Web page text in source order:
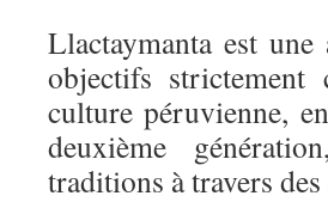
Llactaymanta est
objectifs
culture péruvienne,
deuxième
traditions à travers des